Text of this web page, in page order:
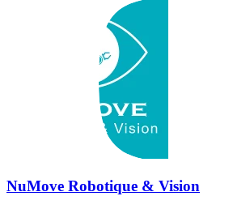
NuMove Robotique & Vision